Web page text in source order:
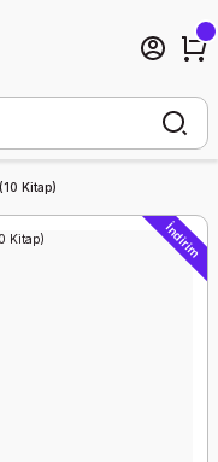
Kitap)
İndirim